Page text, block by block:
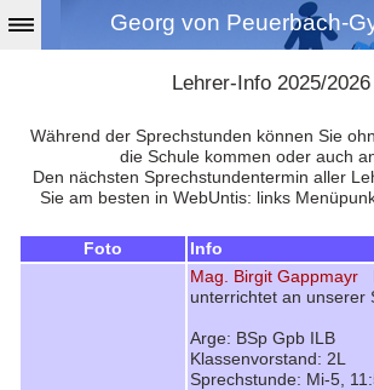
Georg von Peuerbach-
Lehrer-Info 2025/2026
Während der Sprechstunden können Sie
die Schule kommen oder auch
Den nächsten Sprechstundentermin aller
Sie am besten in WebUntis: links
Foto
Info
Mag. Birgit Gappmayr
unterrichtet an unserer
Arge: BSp Gpb ILB
Klassenvorstand: 2L
Sprechstunde: Mi-5,